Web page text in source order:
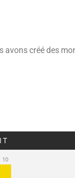
avons créé des
10